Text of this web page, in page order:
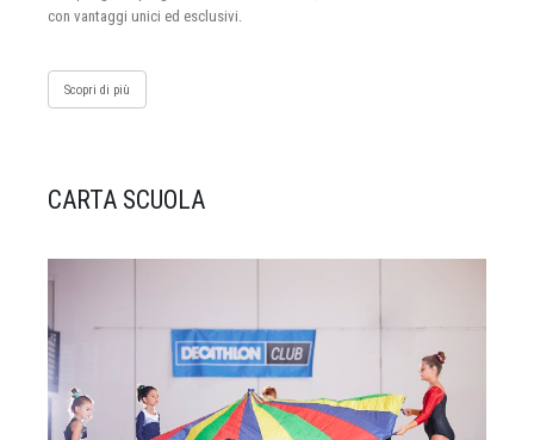
con vantaggi unici ed esclusivi.
Scopri di più
CARTA SCUOLA